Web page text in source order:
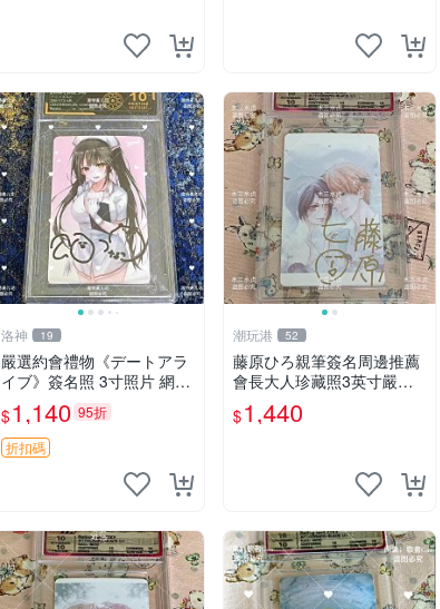
洛神 19
嚴選約會禮物《デートアラ
イブ》簽名照 3寸照片 網路
原圖 實物美 希望與你見面
デートアライブ 簽名照 收
藏品
$1,140 95折
折扣碼
潮玩港 52
藤原ひろ親筆簽名周邊推薦
會長大人珍藏照3英寸嚴選
女仆紀念品 面簽收藏 會長
大人 簽名照 女仆照 面簽收
$1,440